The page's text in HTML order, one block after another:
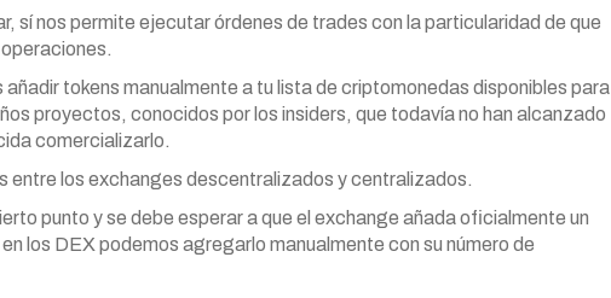
sí nos permite ejecutar órdenes de trades con la particularidad de que
añadir tokens manualmente a tu lista de criptomonedas disponibles para
proyectos, conocidos por los insiders, que todavía no han alcanzado
comercializarlo.
entre los exchanges descentralizados y centralizados.
punto y se debe esperar a que el exchange añada oficialmente un
los DEX podemos agregarlo manualmente con su número de